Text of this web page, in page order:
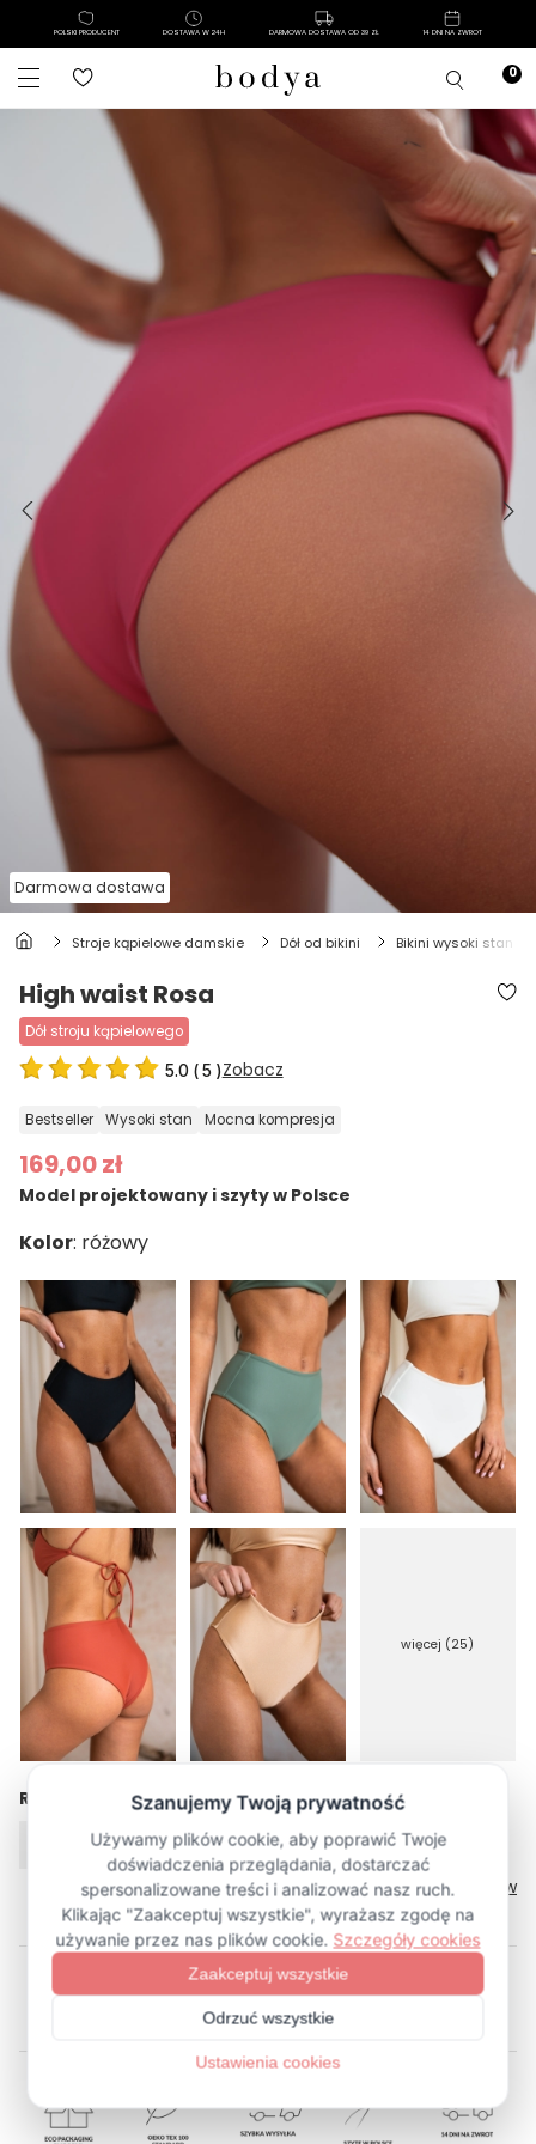
POLSKI PRODUCENT DOSTAWA W 24H DARMOWA DOSTAWA OD 39 ZŁ 14 DNI NA ZWROT
Darmowa dostawa
stroje kąpielowe damskie dół od bikini bikini wysoki stan
High waist Rosa
dół stroju kąpielowego
5.0 (5 )Zobacz
bestseller wysoki stan mocna kompresja
169,00 zł
Model projektowany i szyty w Polsce
Kolor
więcej (25)
Rozmiar
S M L
XL
Tabela rozmiarów